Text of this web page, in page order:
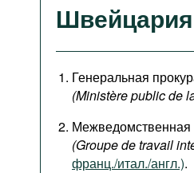
Швейцария
Генеральная
(Ministère public de
Межведомственная
(Groupe de travail
франц./итал./англ.).